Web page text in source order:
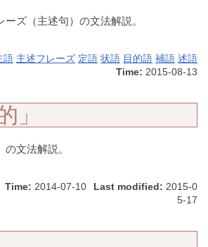
ズ（主述句）の文法解説。
語 主述フレーズ 定語 状語 目的語 補語 述語
Time: 2015-08-13
」
文法解説。
Time: 2014-07-10 Last modified: 2015-0
5-17